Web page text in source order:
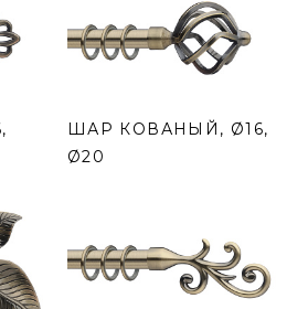
ШАР КОВАНЫЙ, Ø16,
Ø20